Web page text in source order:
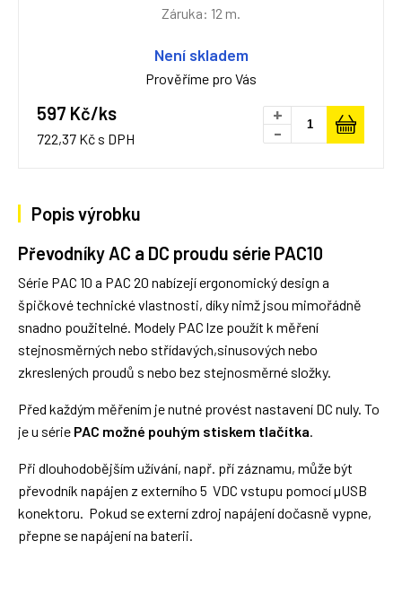
Záruka: 12 m.
Není skladem
Prověříme pro Vás
597 Kč/ks
722,37 Kč s DPH
+
-
Popis výrobku
Převodníky AC a DC proudu série PAC10
Série PAC 10 a PAC 20 nabízejí ergonomický design a
špičkové technické vlastnosti, díky nimž jsou mimořádně
snadno použitelné. Modely PAC lze použít k měření
stejnosměrných nebo střídavých,sinusových nebo
zkreslených proudů s nebo bez stejnosměrné složky.
Před každým měřením je nutné provést nastavení DC nuly. To
je u série PAC možné pouhým stiskem tlačítka.
Při dlouhodobějším užívání, např. pří záznamu, může být
převodník napájen z externího 5 VDC vstupu pomocí µUSB
konektoru. Pokud se externí zdroj napájení dočasně vypne,
přepne se napájení na baterii.